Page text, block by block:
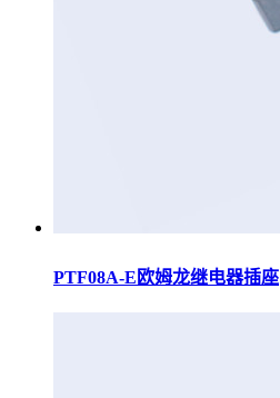
PTF08A-E欧姆龙继电器插座